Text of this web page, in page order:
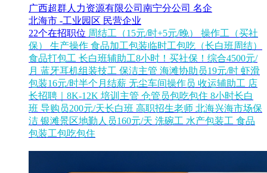
广西超群人力资源有限公司南宁分公司 名企
北海市 -工业园区 民营企业
22个在招职位 周结工（15元/时+5元/晚）
操作工（买社
保）
生产操作 食品加工包装临时工包吃（长白班周结）
食品打包工 长白班辅助工8小时！买社保！综合4500元/
月 蓝牙耳机组装技工 保洁主管 海滩协助员19元/时 虾滑
包装16元/时半个月结薪 无尘车间操作员 收运辅助工 店
长招聘｜8K-12K 培训主管 仓管员包吃包住 8小时长白
班 导购员200元/天长白班 高职招生老师 北海兴海市场保
洁 银滩景区地勤人员160元/天 洗碗工 水产包装工 食品
包装工包吃包住